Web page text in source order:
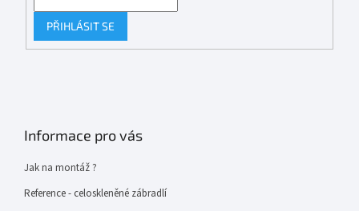
PŘIHLÁSIT SE
Informace pro vás
Jak na montáž ?
Reference - celoskleněné zábradlí